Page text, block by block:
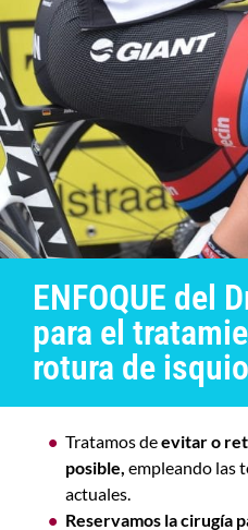
ENFOQUE del
para el
rotura de
Tratamos deevitar o
posible, empleando las
actuales.
Reservamos la cirugía